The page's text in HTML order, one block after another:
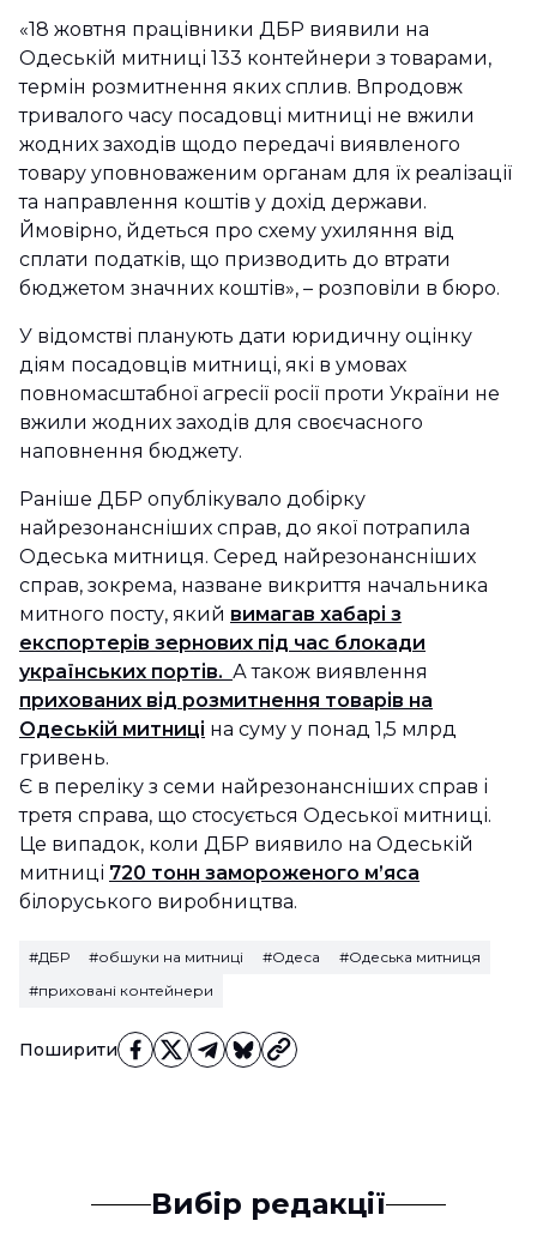
Поширити
«18 жовтня працівники ДБР виявили на
Одеській митниці 133 контейнери з товарами,
термін розмитнення яких сплив. Впродовж
тривалого часу посадовці митниці не вжили
жодних заходів щодо передачі виявленого
товару уповноваженим органам для їх реалізації
та направлення коштів у дохід держави.
Ймовірно, йдеться про схему ухиляння від
сплати податків, що призводить до втрати
бюджетом значних коштів», – розповіли в бюро.
У відомстві планують дати юридичну оцінку
діям посадовців митниці, які в умовах
повномасштабної агресії росії проти України не
вжили жодних заходів для своєчасного
наповнення бюджету.
Раніше ДБР опублікувало добірку
найрезонансніших справ, до якої потрапила
Одеська митниця. Серед найрезонансніших
справ, зокрема, назване викриття начальника
митного посту, який вимагав хабарі з
експортерів зернових під час блокади
українських портів. А також виявлення
прихованих від розмитнення товарів на
Одеській митниці на суму у понад 1,5 млрд
гривень.
Є в переліку з семи найрезонансніших справ і
третя справа, що стосується Одеської митниці.
Це випадок, коли ДБР виявило на Одеській
митниці 720 тонн замороженого м’яса
білоруського виробництва.
#ДБР #обшуки на митниці #Одеса
#Одеська митниця
#приховані контейнери
Вибір редакції